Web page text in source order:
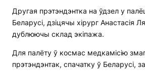
Другая прэтэндэнтка на ўдзел у
Беларусі, дзіцячы хірург Анастасія
дублюючы склад экіпажа.
Для палёту ў космас медкамісію
прэтэндэнтак, спачатку ў Беларусі,